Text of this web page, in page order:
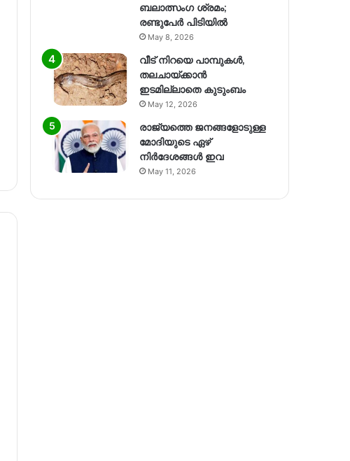
ബലാത്സംഗ​ ശ്രമം;
രണ്ടുപേർ പിടിയിൽ
May 8, 2026
വീട് നിറയെ പാമ്പുകൾ,
തലചായ്ക്കാൻ
ഇടമില്ലാതെ കുടുംബം
May 12, 2026
രാജ്യത്തെ ജനങ്ങളോടുള്ള
മോദിയുടെ ഏഴ്
നിര്‍ദേശങ്ങള്‍ ഇവ
May 11, 2026